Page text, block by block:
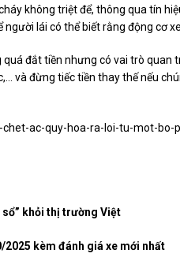
không triệt để, thông qua tín
lái có thể biết rằng động cơ
đắt tiền nhưng có vai trò quan
và đừng tiếc tiền thay thế nếu
ac-quy-hoa-ra-loi-tu-mot-bo-
sổ” khỏi thị trường Việt
kèm đánh giá xe mới nhất